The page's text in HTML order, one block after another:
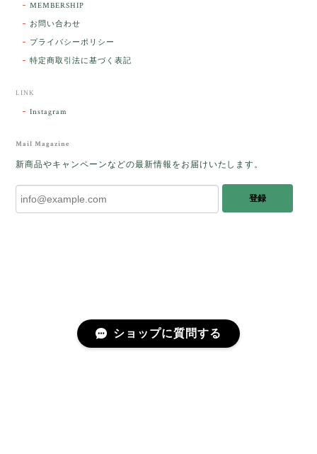
た人に幸せが訪れる」という言い伝えがあるケサラン
パサラン。とっても素敵です。メッセージでは色々記
憶違いもありましたが、またいつかお会いして楽しい
した。
をあたたかく迎え入れてくださり とても嬉
しく思います。 この石のふわりとした光を
ランパサラン」でした。これからはT様の
傍で そっと見守ってくれるのではないかな
2025/10/03
MEMBERSHIP
お問い合わせ
プライバシーポリシー
特定商取引法に基づく表記
LINK
Instagram
Mail Magazine
新商品やキャンペーンなどの最新情報をお届けいたします。
登録
ショップに質問する